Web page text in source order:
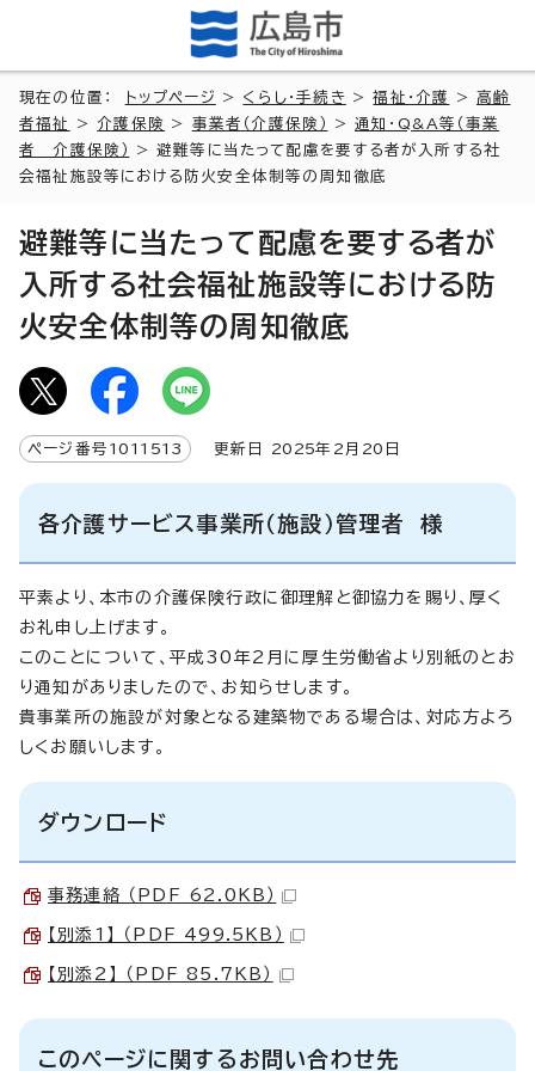
現在の位置： トップページ > くらし・手続き >福祉・介護 >高齢
者福祉
> 介護保険 > 事業者（介護保険） >通知・Q&A等（事業
者 介護保険）
> 避難等に当たって配慮を要する者が入所する社
会福祉施設等における防火安全体制等の周知徹底
避難等に当たって配慮を要する者が
入所する社会福祉施設等における防
火安全体制等の周知徹底
ページ番号 1011513 更新日 2025年2月 20 日
各介護サービス事業所（施設）管理者 様
平素より、本市の介護保険行政に御理解と御協力を賜り、厚く
お礼申し上げます。
このことについて、平成30年2月に厚生労働省より別紙のとお
り通知がありましたので、お知らせします。
貴事業所の施設が対象となる建築物である場合は、対応方よろ
しくお願いします。
ダウンロード
事務連絡 （PDF 62.0KB）
【別添1】 （PDF 499.5KB）
【別添2】 （PDF 85.7KB）
このページに関するお問い合わせ先